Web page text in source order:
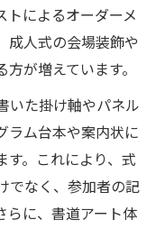
け教室の選び方
方のポイント
レッスン内容紹
たな一歩を踏み
室の魅力とは
トによるオーダーメ
成人式の会場装飾や
が増えています。
いた掛け軸やパネル
ラム台本や案内状に
す。これにより、式
でなく、参加者の記
らに、書道アート体